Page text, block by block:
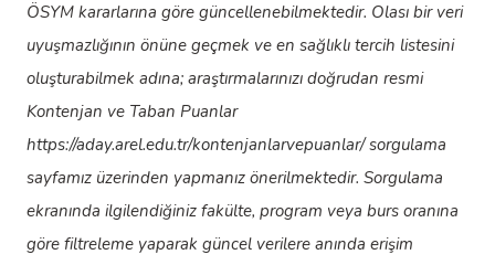
ÖSYM kararlarına göre güncellenebilmektedir. Olası bir veri
uyuşmazlığının önüne geçmek ve en sağlıklı tercih listesini
oluşturabilmek adına; araştırmalarınızı doğrudan resmi
Kontenjan ve Taban Puanlar
https://aday.arel.edu.tr/kontenjanlarvepuanlar/sorgulama
sayfamız üzerinden yapmanız önerilmektedir. Sorgulama
ekranında ilgilendiğiniz fakülte, program veya burs oranına
göre filtreleme yaparak güncel verilere anında erişim